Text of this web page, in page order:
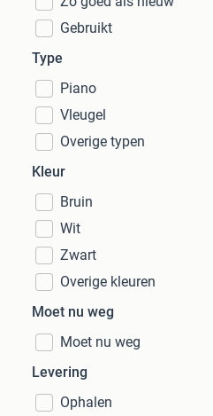
Gebruikt
Type
Piano
Vleugel
Overige typen
Kleur
Bruin
Wit
Zwart
Overige kleuren
Moet nu weg
Moet nu weg
Levering
Ophalen